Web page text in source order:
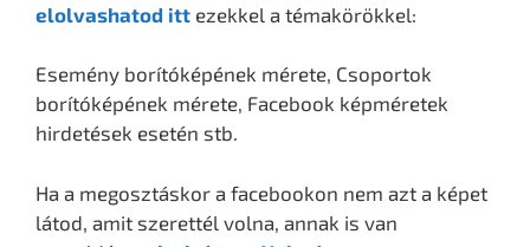
elolvashatod itt ezekkel a témakörökkel:
Esemény borítóképének mérete, Csoportok
borítóképének mérete, Facebook képméretek
hirdetések esetén stb.
Ha a megosztáskor a facebookon nem azt a képet
látod, amit szerettél volna, annak is van